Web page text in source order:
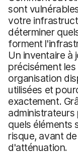
sont
votre
déterminer
forment
Un inventaire à
précisément
organisation
utilisées et
exactement.
quels éléments
risque, avant
d'atténuation.